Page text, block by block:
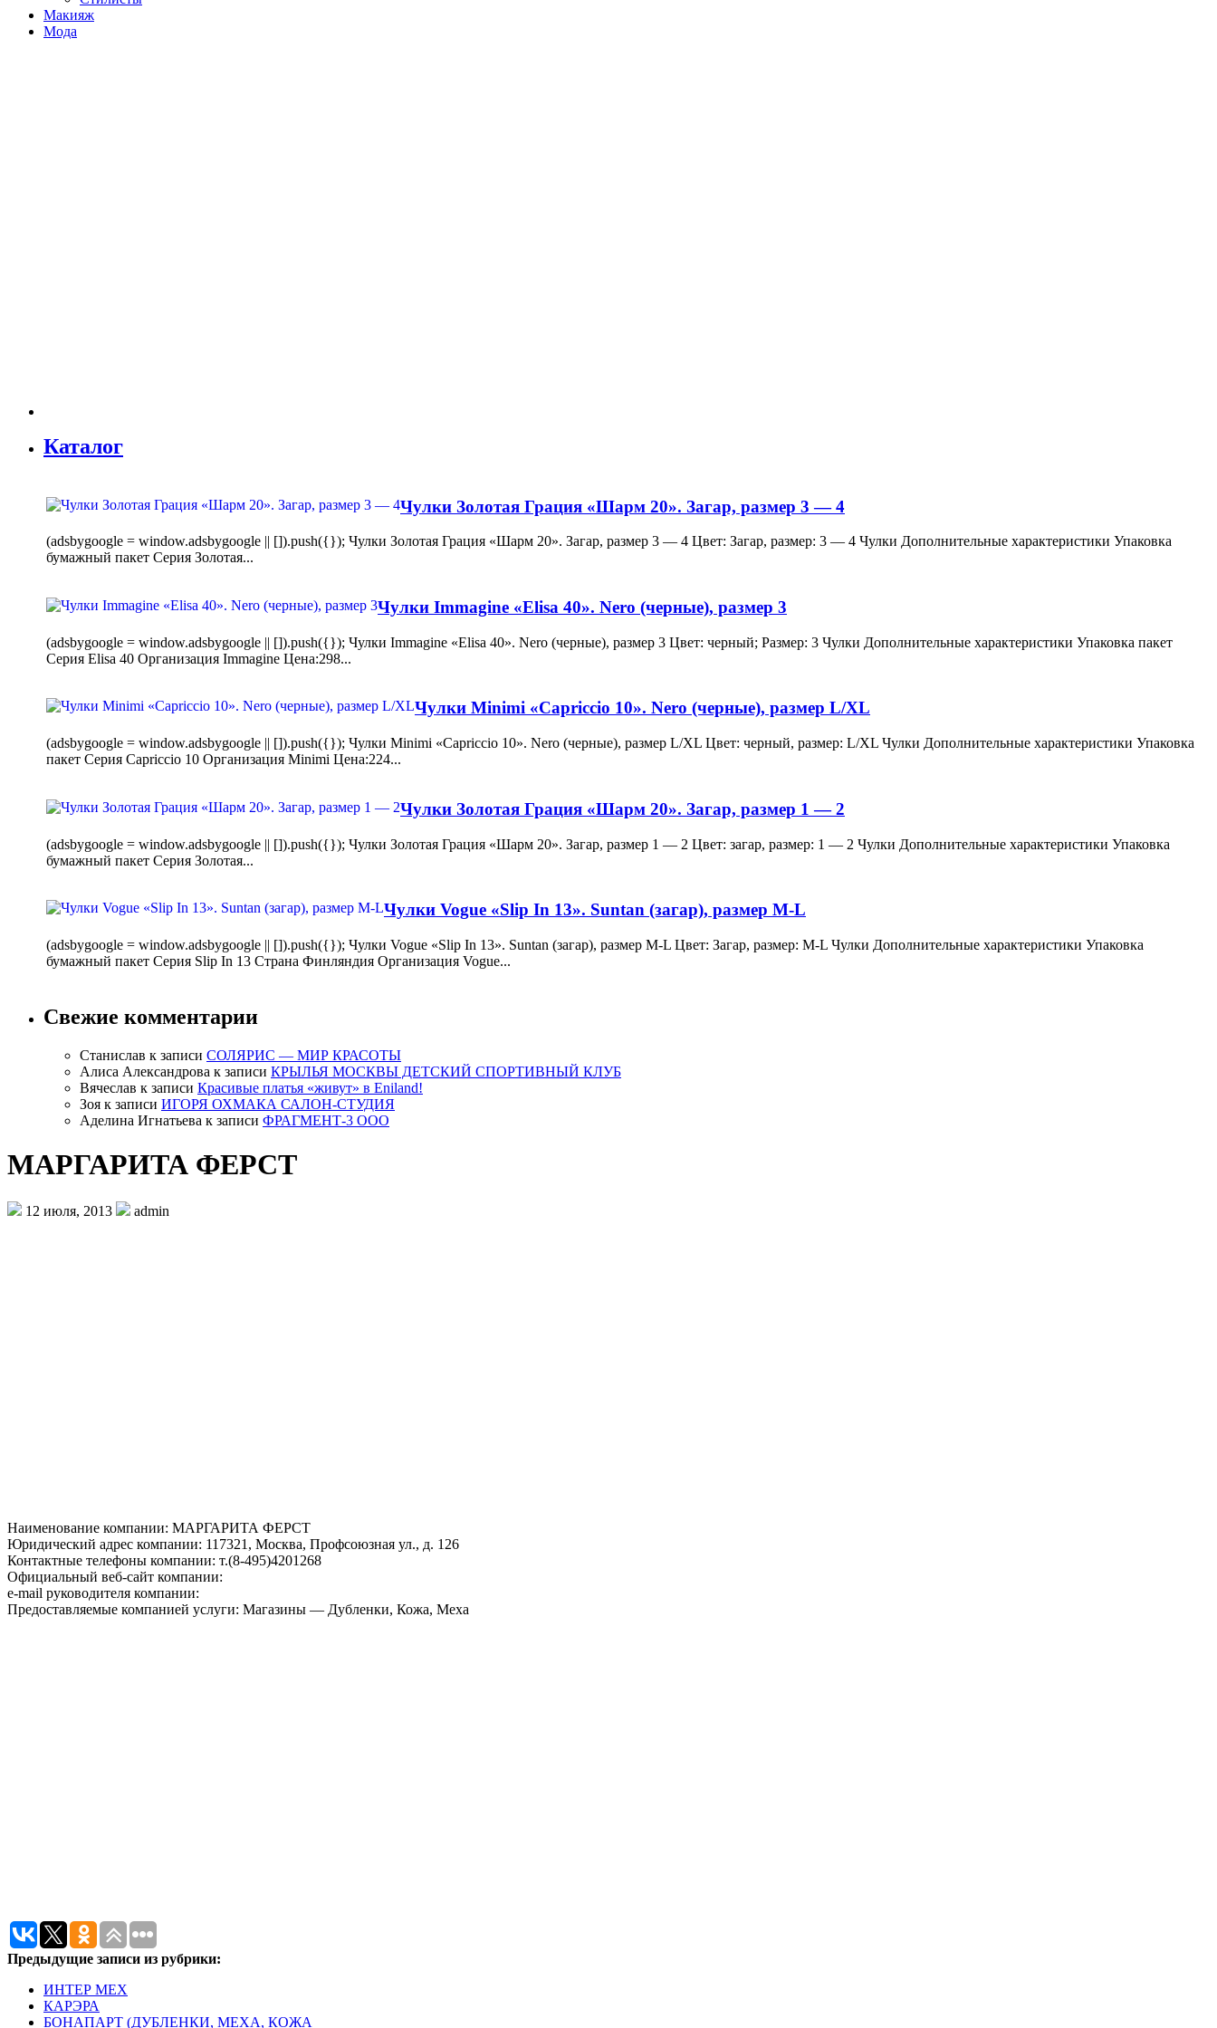
Макияж
Мода
Каталог
Чулки Золотая Грация «Шарм 20». Загар, размер 3 — 4
(adsbygoogle = window.adsbygoogle || []).push({}); Чулки Золотая Грация «Шарм 20». Загар, размер 3 — 4 Цвет: Загар, размер: 3 — 4 Чулки Дополнительные характеристики Упаковка
бумажный пакет Серия Золотая...
Чулки Immagine «Elisa 40». Nero (черные), размер 3
(adsbygoogle = window.adsbygoogle || []).push({}); Чулки Immagine «Elisa 40». Nero (черные), размер 3 Цвет: черный; Размер: 3 Чулки Дополнительные характеристики Упаковка пакет
Серия Elisa 40 Организация Immagine Цена:298...
Чулки Minimi «Capriccio 10». Nero (черные), размер L/XL
(adsbygoogle = window.adsbygoogle || []).push({}); Чулки Minimi «Capriccio 10». Nero (черные), размер L/XL Цвет: черный, размер: L/XL Чулки Дополнительные характеристики Упаковка
пакет Серия Capriccio 10 Организация Minimi Цена:224...
Чулки Золотая Грация «Шарм 20». Загар, размер 1 — 2
(adsbygoogle = window.adsbygoogle || []).push({}); Чулки Золотая Грация «Шарм 20». Загар, размер 1 — 2 Цвет: загар, размер: 1 — 2 Чулки Дополнительные характеристики Упаковка
бумажный пакет Серия Золотая...
Чулки Vogue «Slip In 13». Suntan (загар), размер M-L
(adsbygoogle = window.adsbygoogle || []).push({}); Чулки Vogue «Slip In 13». Suntan (загар), размер M-L Цвет: Загар, размер: M-L Чулки Дополнительные характеристики Упаковка
бумажный пакет Серия Slip In 13 Страна Финляндия Организация Vogue...
Свежие комментарии
Станислав к записи СОЛЯРИС — МИР КРАСОТЫ
Алиса Александрова к записи КРЫЛЬЯ МОСКВЫ ДЕТСКИЙ СПОРТИВНЫЙ КЛУБ
Вячеслав к записи Красивые платья «живут» в Eniland!
Зоя к записи ИГОРЯ ОХМАКА САЛОН-СТУДИЯ
Аделина Игнатьева к записи ФРАГМЕНТ-3 ООО
МАРГАРИТА ФЕРСТ
12 июля, 2013 admin
Наименование компании: МАРГАРИТА ФЕРСТ
Юридический адрес компании: 117321, Москва, Профсоюзная ул., д. 126
Контактные телефоны компании: т.(8-495)4201268
Официальный веб-сайт компании:
e-mail руководителя компании:
Предоставляемые компанией услуги: Магазины — Дубленки, Кожа, Меха
Предыдущие записи из рубрики:
ИНТЕР МЕХ
КАРЭРА
БОНАПАРТ (ДУБЛЕНКИ, МЕХА, КОЖА